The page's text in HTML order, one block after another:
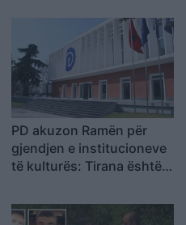
sheshin “Skënderbej”:
Fuqia qëndron te
bashkimi
PD akuzon Ramën për
gjendjen e institucioneve
të kulturës: Tirana është
dhe Cirk Kombëtar